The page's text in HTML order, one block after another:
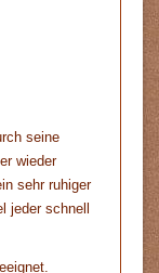
seine
wieder
sehr ruhiger
jeder schnell